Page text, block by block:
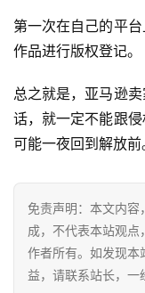
科
媒
营
销
跨
境
导
航
第一次在自己的平
作品进行版权登记。
总之就是，亚马逊
话，就一定不能跟
可能一夜回到解放前
免责声明：本文内
成，不代表本站观
作者所有。如发现本
益，请联系站长，一